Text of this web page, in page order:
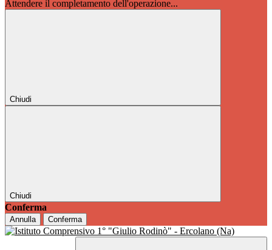
Attendere il completamento dell'operazione...
Chiudi
Chiudi
Conferma
Annulla Conferma